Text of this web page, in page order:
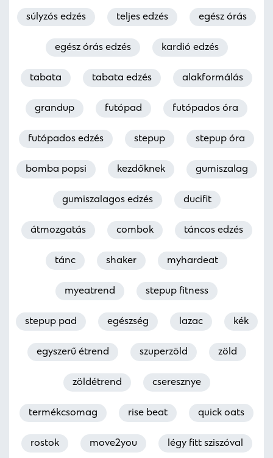
súlyzós edzés teljes edzés egész órás
egész órás edzés kardió edzés
tabata tabata edzés alakformálás
grandup futópad futópados óra
futópados edzés stepup stepup óra
bomba popsi kezdőknek gumiszalag
gumiszalagos edzés ducifit
átmozgatás combok táncos edzés
tánc shaker myhardeat
myeatrend stepup fitness
stepup pad egészség lazac kék
egyszerű étrend szuperzöld zöld
zöldétrend cseresznye
termékcsomag rise beat quick oats
rostok move2you légy fitt sziszóval